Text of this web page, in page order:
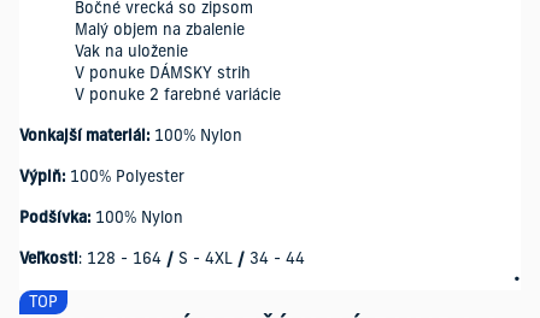
Bočné vrecká so zipsom
Malý objem na zbalenie
Vak na uloženie
V ponuke DÁMSKY strih
V ponuke 2 farebné variácie
Vonkajší materiál: 100% Nylon
Výplň: 100% Polyester
Podšívka: 100% Nylon
Veľkosti : 128 - 164 / S - 4XL / 34 - 44
TOP